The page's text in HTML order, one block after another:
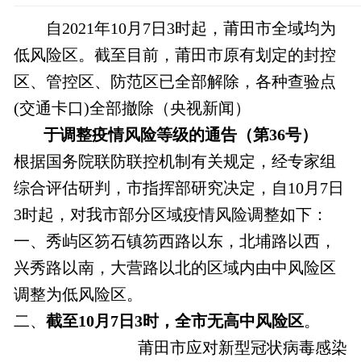
自2021年10月7日3时起，莆田市全域均为
低风险区。截至目前，莆田市原有划定的封控
区、管控区、防范区已全部解除，各种查验点
(交通卡口)全部撤除（央视新闻）
于调整疫情风险等级的通告（第36号）
根据国务院联防联控机制有关规定，经专家组
综合评估研判，市指挥部研究决定，自10月7日
3时起，对我市部分区域疫情风险调整如下：
一、秀屿区笏石镇笏西路以东，北埔路以西，
兴秀路以南，大营路以北的区域内由中风险区
调整为低风险区。
二、 截至10月7日3时，全市无高中风险区。
莆田市应对新型冠状病毒感染